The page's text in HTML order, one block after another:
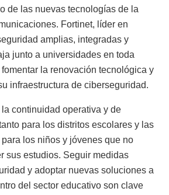
de las nuevas tecnologías de la
Fortinet, líder en
amplias, integradas y
junto a universidades en toda
la renovación tecnológica y
infraestructura de ciberseguridad.
continuidad operativa y de
para los distritos escolares y las
los niños y jóvenes que no
sus estudios. Seguir medidas
y adoptar nuevas soluciones a
del sector educativo son clave